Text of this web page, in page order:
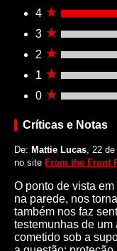
4
3
2
1
0
Críticas e Notas
De: Mattie Lucas , 22
no site From the Front
O ponto de vista
na parede, nos
também nos faz
testemunhas de
cometido sob a